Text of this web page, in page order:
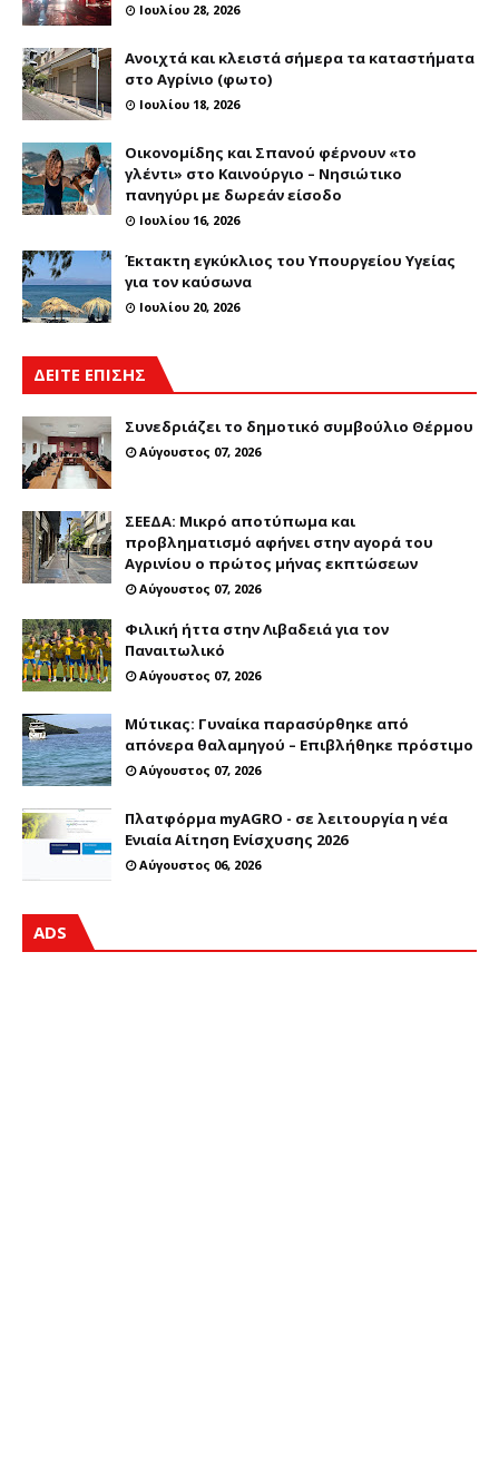
Ιουλίου 28, 2026
Ανοιχτά και κλειστά σήμερα τα καταστήματα
στο Αγρίνιο (φωτο)
Ιουλίου 18, 2026
Οικονομίδης και Σπανού φέρνουν «το
γλέντι» στο Καινούργιο – Νησιώτικο
πανηγύρι με δωρεάν είσοδο
Ιουλίου 16, 2026
Έκτακτη εγκύκλιος του Υπουργείου Υγείας
για τον καύσωνα
Ιουλίου 20, 2026
ΔΕΙΤΕ ΕΠΙΣΗΣ
Συνεδριάζει το δημοτικό συμβούλιο Θέρμου
Αύγουστος 07, 2026
ΣΕΕΔΑ: Μικρό αποτύπωμα και
προβληματισμό αφήνει στην αγορά του
Αγρινίου ο πρώτος μήνας εκπτώσεων
Αύγουστος 07, 2026
Φιλική ήττα στην Λιβαδειά για τον
Παναιτωλικό
Αύγουστος 07, 2026
Μύτικας: Γυναίκα παρασύρθηκε από
απόνερα θαλαμηγού – Επιβλήθηκε πρόστιμο
Αύγουστος 07, 2026
Πλατφόρμα myAGRO - σε λειτουργία η νέα
Ενιαία Αίτηση Ενίσχυσης 2026
Αύγουστος 06, 2026
ADS